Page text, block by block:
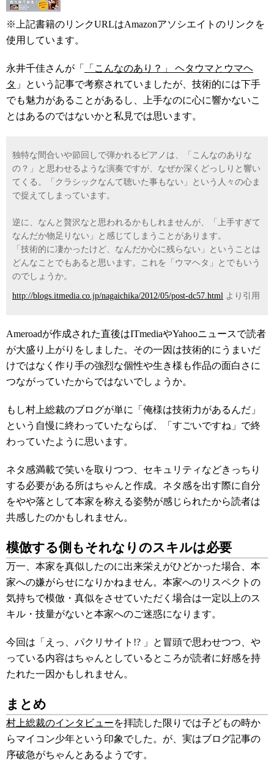
※上記書籍のリンクURLはAmazonアソシエイトのリンクを
使用しています。
永井千佳さんが「
「こんなのあり？」 ヘタウマとウマヘ
タ 」という記事で考察されていましたが、技術的には下手
でも魅力があることがあるし、上手なのに心に響かないこ
とはあるのではないかと私見では思います。
独特な間合いや節回しで弾かれるピアノは、「こんなのありな
の？」と思わせるような演奏ですが、なぜか深くどっしりと響い
てくる。「クラシックなんて聴いた事もない」という人々の心ま
で捉えてしまっています。
逆に、なんと贅沢なと思われるかもしれませんが、「上手すぎて
なんだか物足りない」と感じてしまうことがあります。
「技術的に凄かったけど、なんだか心に残らない」ということは
どんなことでもあると思います。これを「ウマヘタ」とでもいう
のでしょうか。
http://blogs.itmedia.co.jp/nagaichika/2012/05/post-dc57.html より引用
Ameroadが作成された直後はITmediaやYahooニュースで読者
が大盛り上がりをしました。その一因は技術的にうまいだ
けではなく作り手の強烈な個性や生き様も作品の面白さに
つながっていたからではないでしょうか。
もし村上総裁のブログが単に「俺様は技術力があるんだ」
という自慢に終わっていたならば、「すごいですね」で終
わっていたように思います。
ネタ感満載で笑いを取りつつ、セキュリティなどきっちり
する必要がある所はちゃんと作成。ネタ感を出す際に自分
をやや落として本家を称える姿勢が感じられたから読者は
共感したのかもしれません。
模倣する側もそれなりのスキルは必要
万一、本家を真似したのに出来栄えがひどかった場合、本
家への嫌がらせになりかねません。本家へのリスペクトの
気持ちで模倣・真似をさせていただく場合は一定以上のス
キル・技量がないと本家へのご迷惑になります。
今回は「えっ、パクリサイト!? 」と冒頭で思わせつつ、や
っている内容はちゃんとしているところが読者に好感を持
たれた一因かもしれません。
まとめ
村上総裁のインタビューを拝読した限りでは子どもの時か
らマイコン少年という印象でした。が、実はブログ記事の
序破急がちゃんとあるようです。